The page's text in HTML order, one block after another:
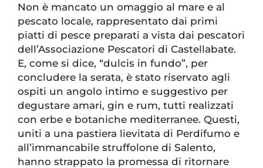
Non è mancato un omaggio al mare e al
pescato locale, rappresentato dai primi
piatti di pesce preparati a vista dai pescatori
dell’Associazione Pescatori di Castellabate.
E, come si dice, “dulcis in fundo”, per
concludere la serata, è stato riservato agli
ospiti un angolo intimo e suggestivo per
degustare amari, gin e rum, tutti realizzati
con erbe e botaniche mediterranee. Questi,
uniti a una pastiera lievitata di Perdifumo e
all’immancabile struffolone di Salento,
hanno strappato la promessa di ritornare